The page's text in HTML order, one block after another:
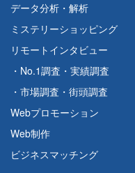
データ分析・解析
ミステリーショッピング
リモートインタビュー
・ No.1調査 ・ 実績調査
・ 市場調査 ・ 街頭調査
Webプロモーション
Web制作
ビジネスマッチング